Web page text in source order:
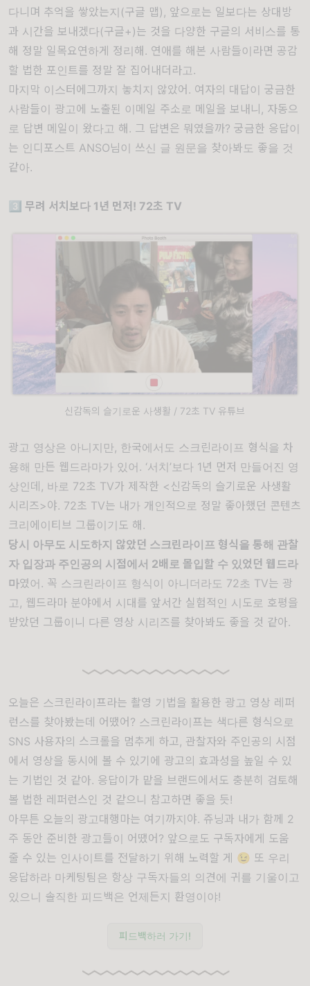
다니며 추억을 쌓았는지(구글 맵), 앞으로는 일보다는 상대방
과 시간을 보내겠다(구글+)는 것을 다양한 구글의 서비스를 통
해 정말 일목요연하게 정리해. 연애를 해본 사람들이라면 공감
할 법한 포인트를 정말 잘 집어내더라고.
마지막 이스터에그까지 놓치지 않았어. 여자의 대답이 궁금한
사람들이 광고에 노출된 이메일 주소로 메일을 보내니, 자동으
로 답변 메일이 왔다고 해. 그 답변은 뭐였을까? 궁금한 응답이
는 인디포스트 ANSO님이 쓰신 글 원문을 찾아봐도 좋을 것
같아.
3️⃣ 무려 서치보다 1년 먼저! 72초 TV
신감독의 슬기로운 사생활 / 72초 TV 유튜브
광고 영상은 아니지만, 한국에서도 스크린라이프 형식을 차
용해 만든 웹드라마가 있어. ‘서치’보다 1년 먼저 만들어진 영
상인데, 바로 72초 TV가 제작한 <신감독의 슬기로운 사생활
시리즈>야. 72초 TV는 내가 개인적으로 정말 좋아했던 콘텐츠
크리에이티브 그룹이기도 해.
당시 아무도 시도하지 않았던 스크린라이프 형식을 통해 관찰
자 입장과 주인공의 시점에서 2배로 몰입할 수 있었던 웹드라
마였어. 꼭 스크린라이프 형식이 아니더라도 72초 TV는 광
고, 웹드라마 분야에서 시대를 앞서간 실험적인 시도로 호평을
받았던 그룹이니 다른 영상 시리즈를 찾아봐도 좋을 것 같아.
오늘은 스크린라이프라는 촬영 기법을 활용한 광고 영상 레퍼
런스를 찾아봤는데 어땠어? 스크린라이프는 색다른 형식으로
SNS 사용자의 스크롤을 멈추게 하고, 관찰자와 주인공의 시점
에서 영상을 동시에 볼 수 있기에 광고의 효과성을 높일 수 있
는 기법인 것 같아. 응답이가 맡을 브랜드에서도 충분히 검토해
볼 법한 레퍼런스인 것 같으니 참고하면 좋을 듯!
아무튼 오늘의 광고대행마는 여기까지야. 쥬닝과 내가 함께 2
주 동안 준비한 광고들이 어땠어? 앞으로도 구독자에게 도움
줄 수 있는 인사이트를 전달하기 위해 노력할 게 😉 또 우리
응답하라 마케팅팀은 항상 구독자들의 의견에 귀를 기울이고
있으니 솔직한 피드백은 언제든지 환영이야!
피드백하러 가기!